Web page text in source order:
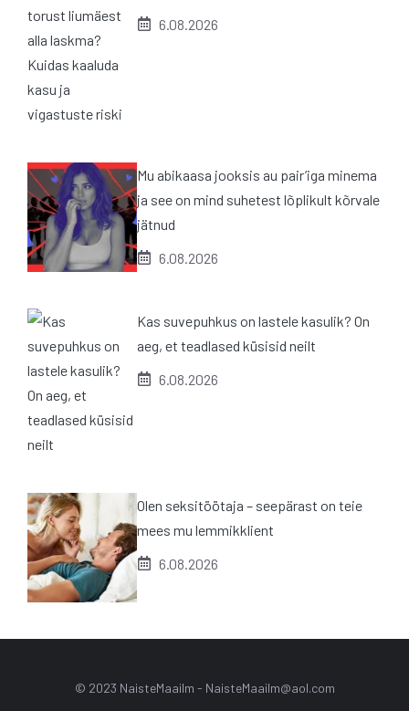
6.08.2026
Mu abikaasa jooksis au pair’iga minema
ja see on mind suhetest lõplikult kõrvale
jätnud
6.08.2026
Kas suvepuhkus on lastele kasulik? On
aeg, et teadlased küsisid neilt
6.08.2026
Olen seksitöötaja – seepärast on teie
mees mu lemmikklient
6.08.2026
© 2023 NaisteMaailm - NaisteMaailm@aol.com